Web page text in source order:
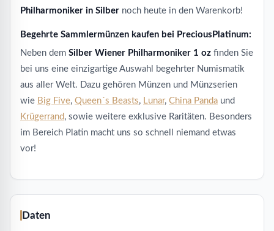
Philharmoniker in Silber noch heute in den Warenkorb!
Begehrte Sammlermünzen kaufen bei PreciousPlatinum:
Neben dem Silber Wiener Philharmoniker 1 oz finden Sie
bei uns eine einzigartige Auswahl begehrter Numismatik
aus aller Welt. Dazu gehören Münzen und Münzserien
wie Big Five, Queen´s Beasts, Lunar, China Panda und
Krügerrand, sowie weitere exklusive Raritäten. Besonders
im Bereich Platin macht uns so schnell niemand etwas
vor!
Daten